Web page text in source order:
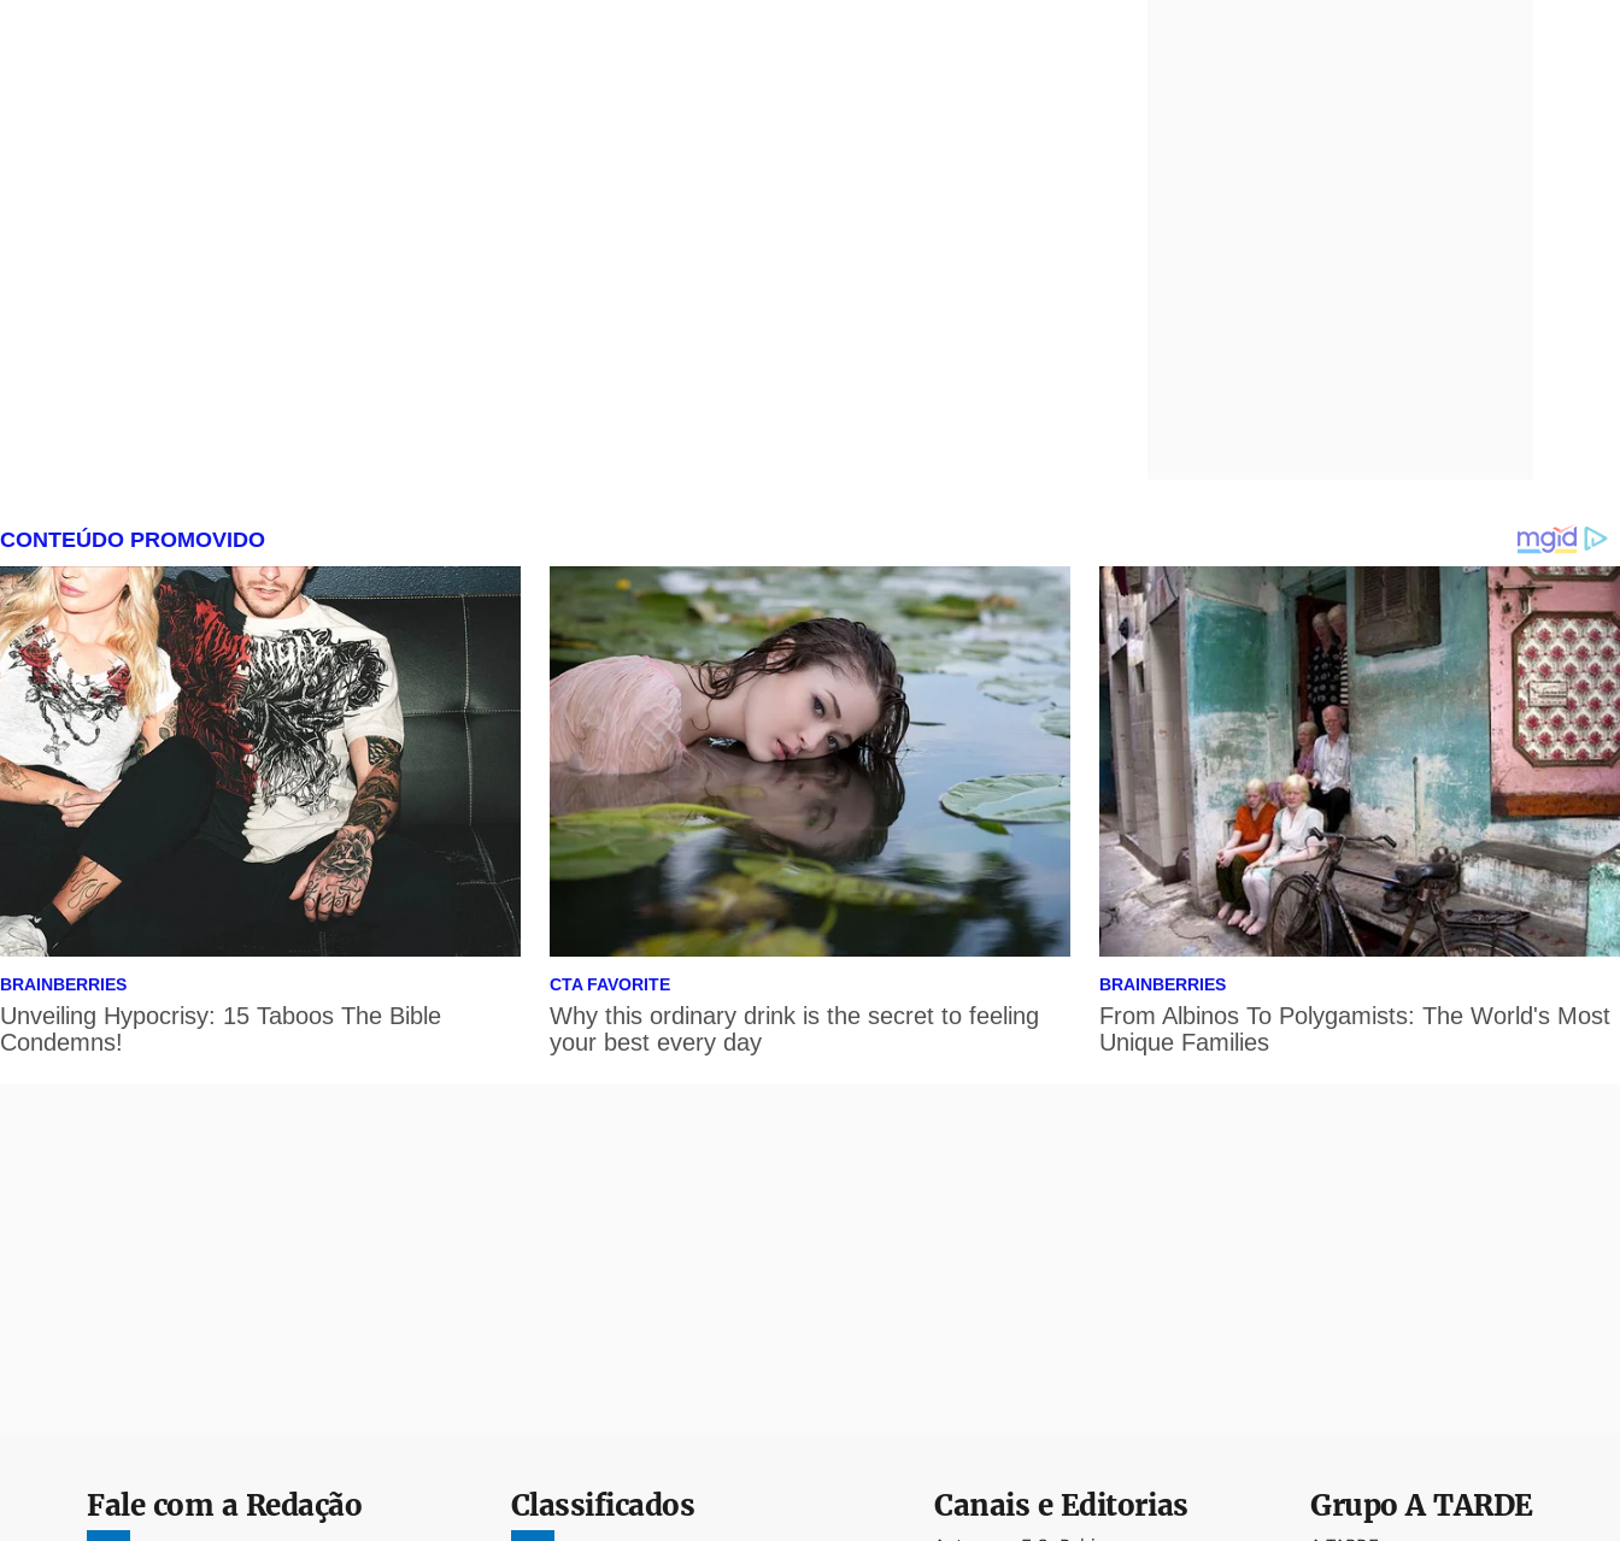
Fale com a Redação Classificados Canais e Editorias GrupoA TARDE